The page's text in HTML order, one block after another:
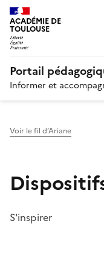
ACADÉMIE DE
TOULOUSE
Portail
Informer et
Voir le fil d’Ariane
S'inspirer